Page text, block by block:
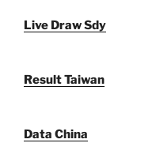
Live Draw Sdy
Result Taiwan
Data China